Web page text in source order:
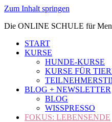
Zum Inhalt springen
Die ONLINE SCHULE für
START
KURSE
HUNDE-KURSE
KURSE FÜR
BLOG + NEWSLETTER
BLOG
WISSPRESSO
FOKUS: LEBENSENDE